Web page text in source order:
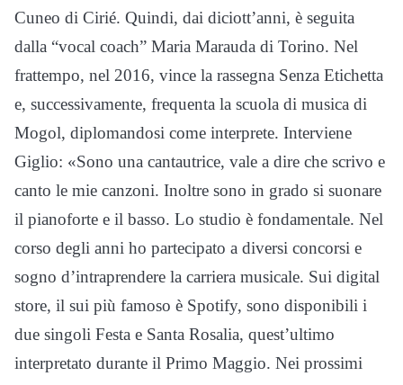
Cuneo di Cirié. Quindi, dai diciott’anni, è seguita
dalla “vocal coach” Maria Marauda di Torino. Nel
frattempo, nel 2016, vince la rassegna Senza Etichetta
e, successivamente, frequenta la scuola di musica di
Mogol, diplomandosi come interprete. Interviene
Giglio: «Sono una cantautrice, vale a dire che scrivo e
canto le mie canzoni. Inoltre sono in grado si suonare
il pianoforte e il basso. Lo studio è fondamentale. Nel
corso degli anni ho partecipato a diversi concorsi e
sogno d’intraprendere la carriera musicale. Sui digital
store, il sui più famoso è Spotify, sono disponibili i
due singoli Festa e Santa Rosalia, quest’ultimo
interpretato durante il Primo Maggio. Nei prossimi